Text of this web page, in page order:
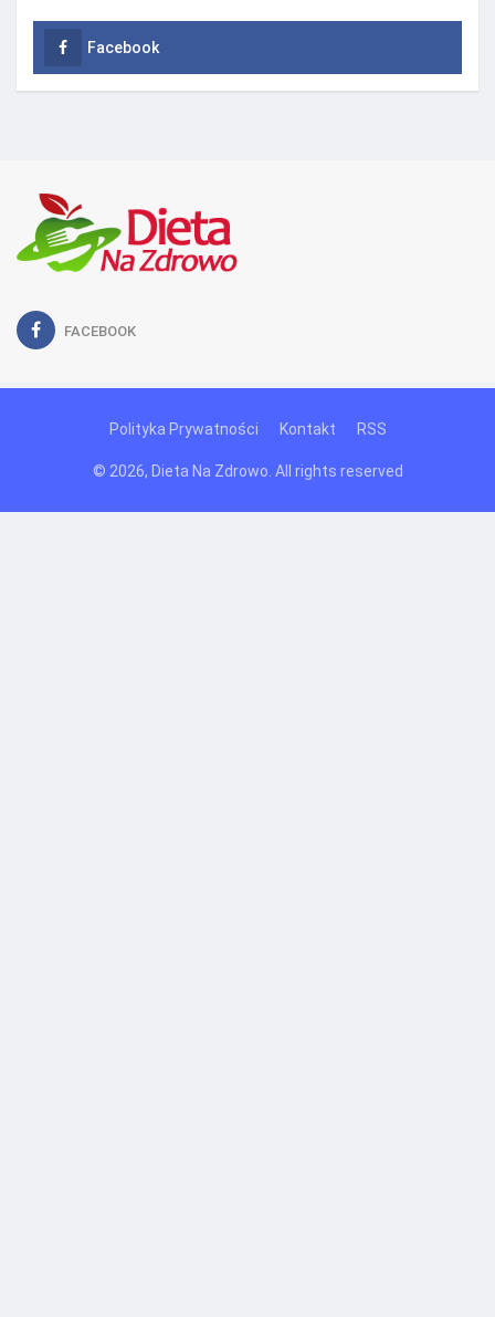
Facebook
FACEBOOK
Polityka Prywatności Kontakt RSS
© 2026, Dieta Na Zdrowo. All rights reserved